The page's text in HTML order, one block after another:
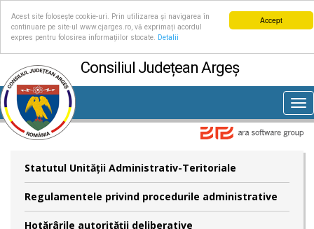
Accept
Acest site folosește cookie-uri. Prin utilizarea și navigarea în
continuare pe site-ul www.cjarges.ro, vă exprimați acordul
expres pentru folosirea informațiilor stocate.
Detalii
Consiliul Județean Argeș
Statutul Unităţii Administrativ-Teritoriale
Regulamentele privind procedurile administrative
Hotărârile autorităţii deliberative